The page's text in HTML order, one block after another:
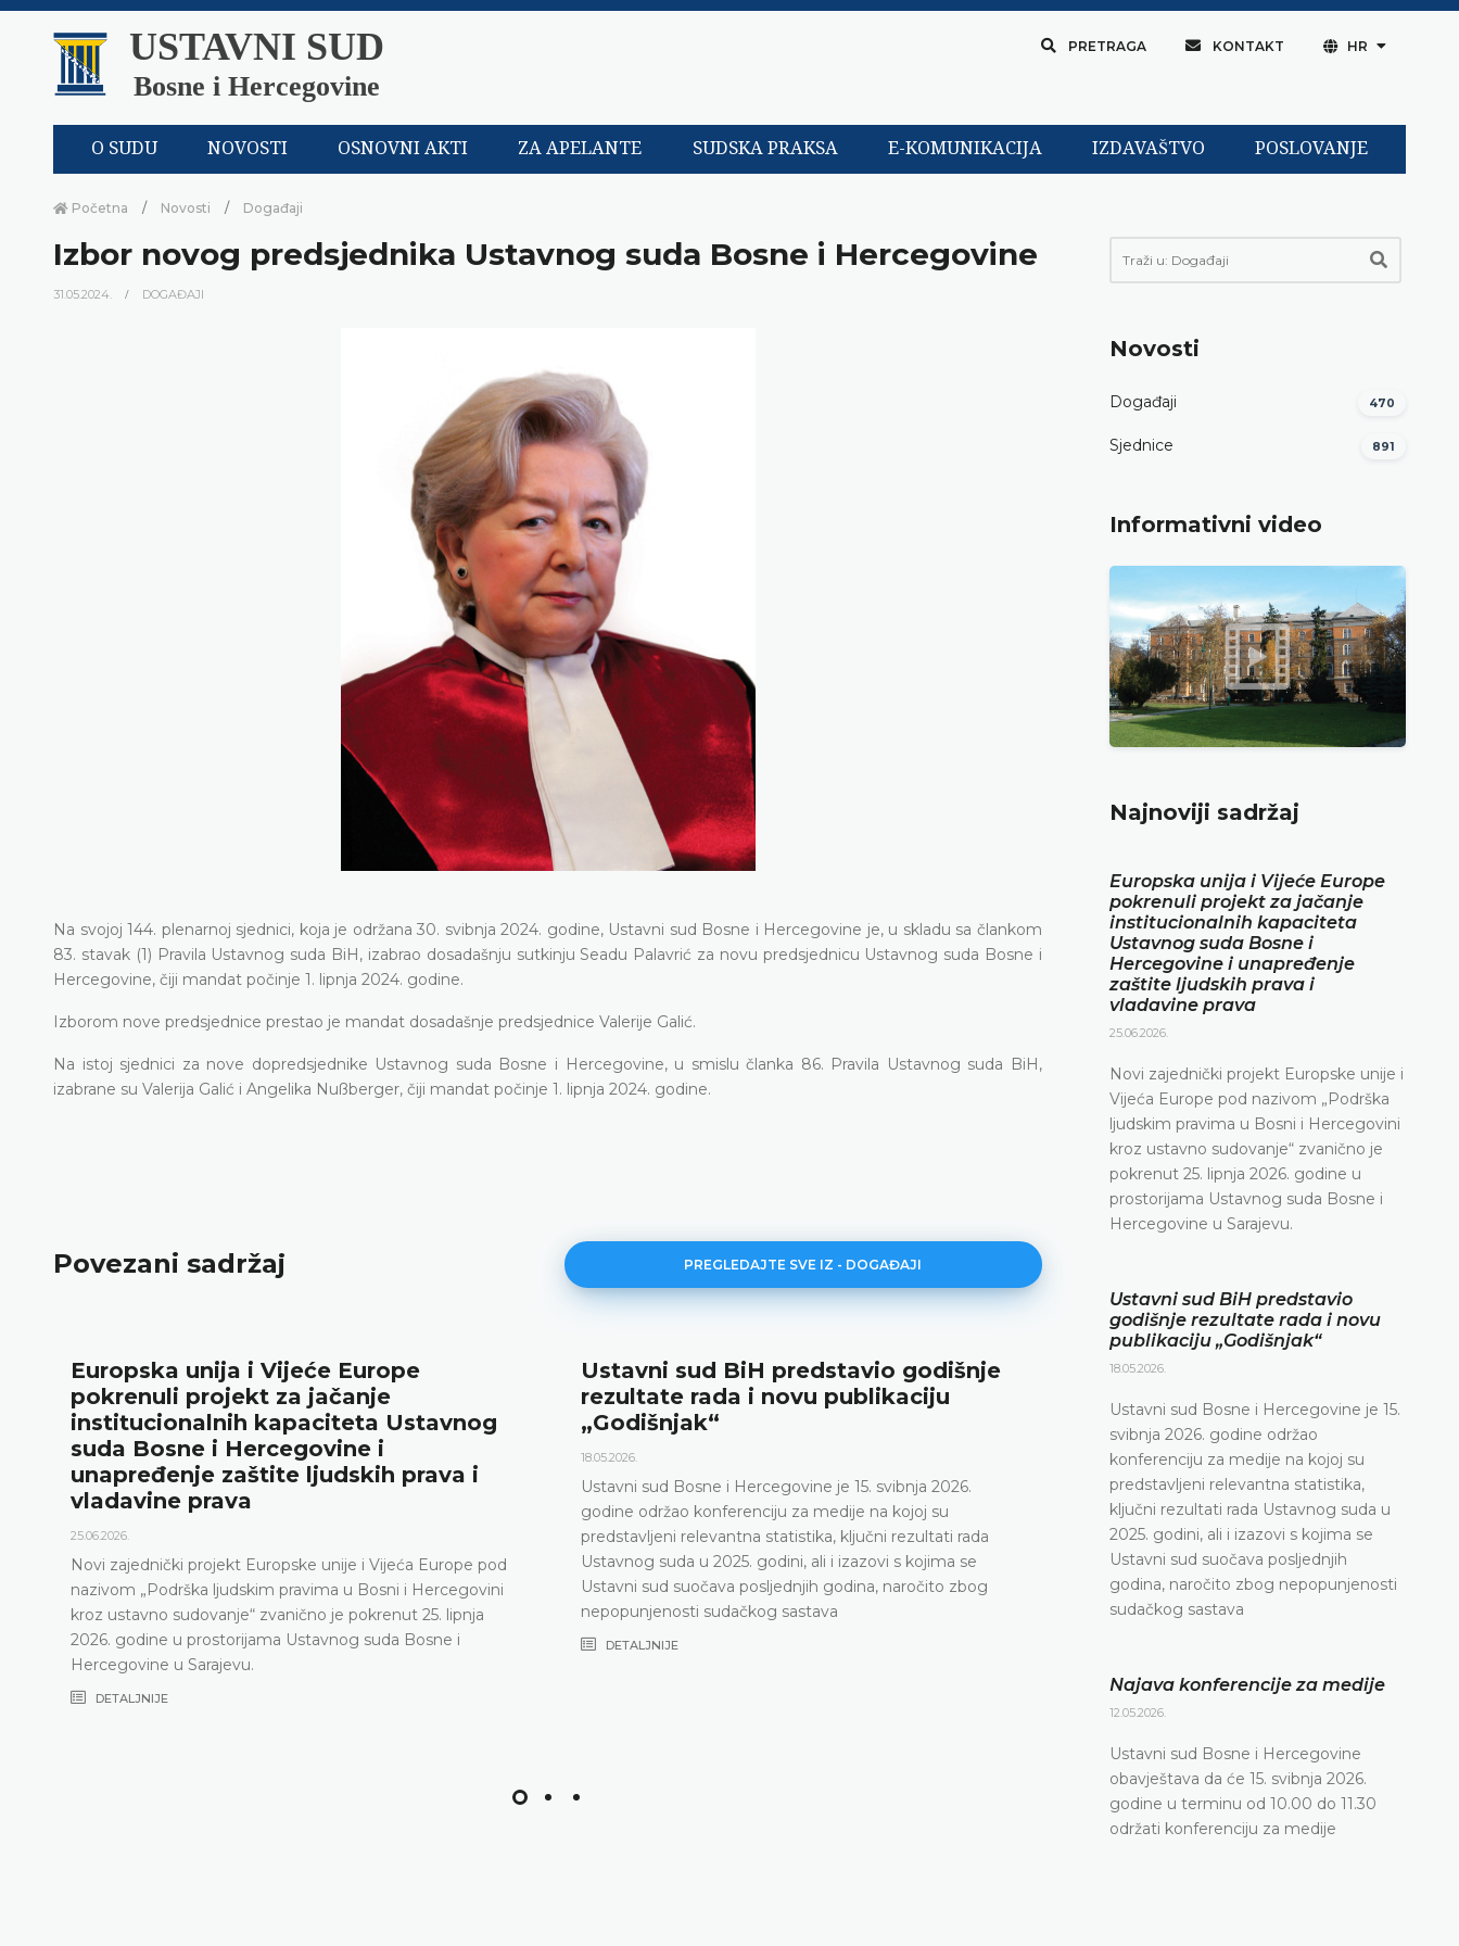
USTAVNI SUD
Bosne i Hercegovine
PRETRAGA KONTAKT HR
O SUDU NOVOSTI OSNOVNI AKTI ZA APELANTE SUDSKA PRAKSA E-KOMUNIKACIJA IZDAVAŠTVO POSLOVANJE
Početna Novosti Događaji
Izbor novog predsjednika Ustavnog suda Bosne i Hercegovine
31.05.2024. DOGAĐAJI
Na svojoj 144. plenarnoj sjednici, koja je održana 30. svibnja 2024. godine, Ustavni sud Bosne i Hercegovine je, u skladu sa člankom
83. stavak (1) Pravila Ustavnog suda BiH, izabrao dosadašnju sutkinju Seadu Palavrić za novu predsjednicu Ustavnog suda Bosne i
Hercegovine, čiji mandat počinje 1. lipnja 2024. godine.
Izborom nove predsjednice prestao je mandat dosadašnje predsjednice Valerije Galić.
Na istoj sjednici za nove dopredsjednike Ustavnog suda Bosne i Hercegovine, u smislu članka 86. Pravila Ustavnog suda BiH,
izabrane su Valerija Galić i Angelika Nußberger, čiji mandat počinje 1. lipnja 2024. godine.
Povezani sadržaj PREGLEDAJTE SVE IZ - DOGAĐAJI
Europska unija i Vijeće Europe
pokrenuli projekt za jačanje
institucionalnih kapaciteta Ustavnog
suda Bosne i Hercegovine i
unapređenje zaštite ljudskih prava i
vladavine prava
25.06.2026.
Novi zajednički projekt Europske unije i Vijeća Europe pod
nazivom „Podrška ljudskim pravima u Bosni i Hercegovini
kroz ustavno sudovanje“ zvanično je pokrenut 25. lipnja
2026. godine u prostorijama Ustavnog suda Bosne i
Hercegovine u Sarajevu.
DETALJNIJE
Ustavni sud BiH predstavio godišnje
rezultate rada i novu publikaciju
„Godišnjak“
18.05.2026.
Ustavni sud Bosne i Hercegovine je 15. svibnja 2026.
godine održao konferenciju za medije na kojoj su
predstavljeni relevantna statistika, ključni rezultati rada
Ustavnog suda u 2025. godini, ali i izazovi s kojima se
Ustavni sud suočava posljednjih godina, naročito zbog
nepopunjenosti sudačkog sastava
DETALJNIJE
Najava konferencije za medije
12.05.2026.
Ustavni sud Bosne i Hercegovine obavještava
svibnja 2026. godine u terminu od 10.00 do
konferenciju za medije
DETALJNIJE
Novosti
Događaji 470
Sjednice 891
Informativni video
Najnoviji sadržaj
Europska unija i Vijeće Europe
pokrenuli projekt za jačanje
institucionalnih kapaciteta
Ustavnog suda Bosne i
Hercegovine i unapređenje
zaštite ljudskih prava i
vladavine prava
25.06.2026.
Novi zajednički projekt Europske unije i
Vijeća Europe pod nazivom „Podrška
ljudskim pravima u Bosni i Hercegovini
kroz ustavno sudovanje“ zvanično je
pokrenut 25. lipnja 2026. godine u
prostorijama Ustavnog suda Bosne i
Hercegovine u Sarajevu.
Ustavni sud BiH predstavio
godišnje rezultate rada i novu
publikaciju „Godišnjak“
18.05.2026.
Ustavni sud Bosne i Hercegovine je 15.
svibnja 2026. godine održao
konferenciju za medije na kojoj su
predstavljeni relevantna statistika,
ključni rezultati rada Ustavnog suda u
2025. godini, ali i izazovi s kojima se
Ustavni sud suočava posljednjih
godina, naročito zbog nepopunjenosti
sudačkog sastava
Najava konferencije za medije
12.05.2026.
Ustavni sud Bosne i Hercegovine
obavještava da će 15. svibnja 2026.
godine u terminu od 10.00 do 11.30
održati konferenciju za medije